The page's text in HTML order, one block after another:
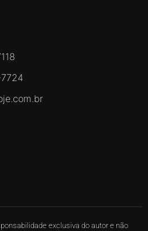
exclusiva do autor e não